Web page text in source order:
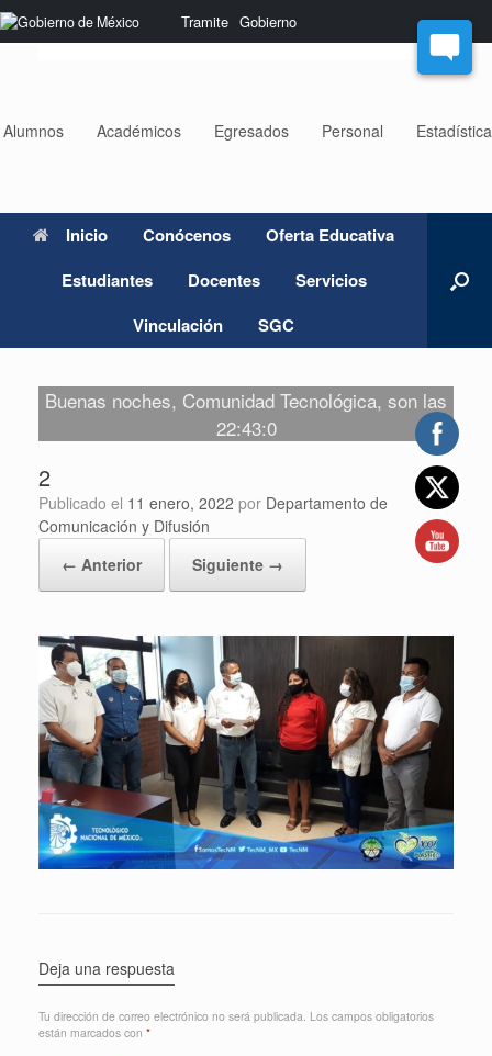
Nota:
este
sistema
Tramite Gobierno
Saltar
al
Alumnos Académicos Egresados Personal
Inicio Conócenos
Oferta Educativa
Estudiantes
Docentes
Servicios
Vinculación
SGC
Buenas noches, Comunidad Tecnológica, son las
22:43:0
2
Publicado el 11 enero, 2022 por Departamento de
Comunicación y Difusión
← Anterior
Siguiente →
Deja una respuesta
Tu dirección de correo electrónico no será publicada. Los campos obligatorios
están marcados con *